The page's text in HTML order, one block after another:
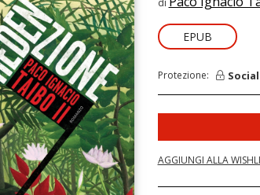
di
EPUB
Protezione:
AGGIUNGI ALLA